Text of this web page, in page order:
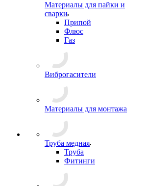
Материалы для пайки и
сварки
Припой
Флюс
Газ
Виброгасители
Материалы для монтажа
Труба медная
Труба
Фитинги